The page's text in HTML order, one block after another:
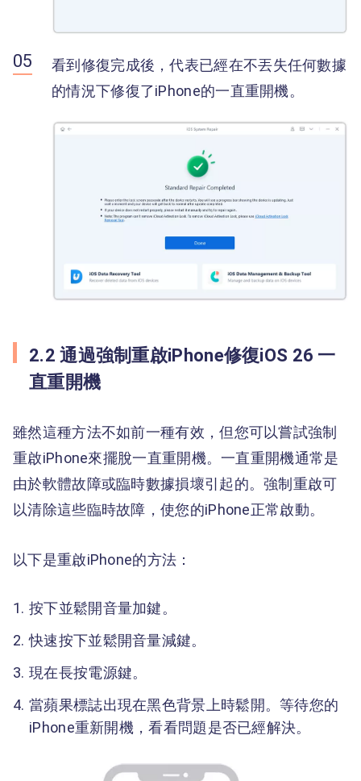
看到修復完成後，代表已經在不丟失任何數據
的情況下修復了iPhone的一直重開機。
2.2 通過強制重啟iPhone修復iOS 26 一
直重開機
雖然這種方法不如前一種有效，但您可以嘗試強制
重啟iPhone來擺脫一直重開機。一直重開機通常是
由於軟體故障或臨時數據損壞引起的。強制重啟可
以清除這些臨時故障，使您的iPhone正常啟動。
以下是重啟iPhone的方法：
按下並鬆開音量加鍵。
快速按下並鬆開音量減鍵。
現在長按電源鍵。
當蘋果標誌出現在黑色背景上時鬆開。等待您的
iPhone重新開機，看看問題是否已經解決。